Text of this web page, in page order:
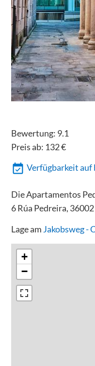
Bewertung: 9.1
Preis ab: 132€
Verfügbarkeit auf
Die Apartamentos
6 Rúa Pedreira,
Lage am Jakobsweg -
+
−